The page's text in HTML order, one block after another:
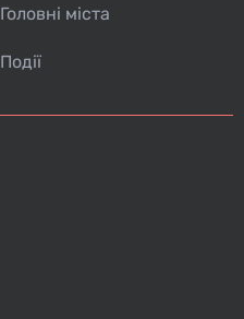
Головні міста
Події